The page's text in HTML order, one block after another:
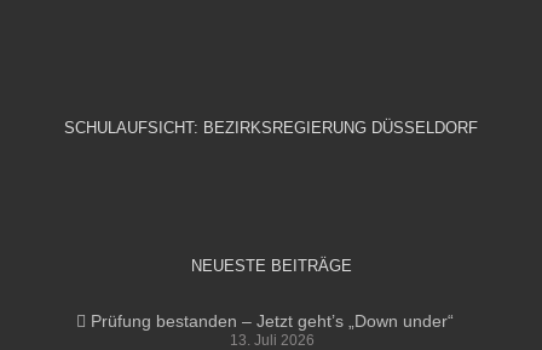
SCHULAUFSICHT: BEZIRKSREGIERUNG DÜSSELDORF
NEUESTE BEITRÄGE
Prüfung bestanden – Jetzt geht’s „Down under“
13. Juli 2026